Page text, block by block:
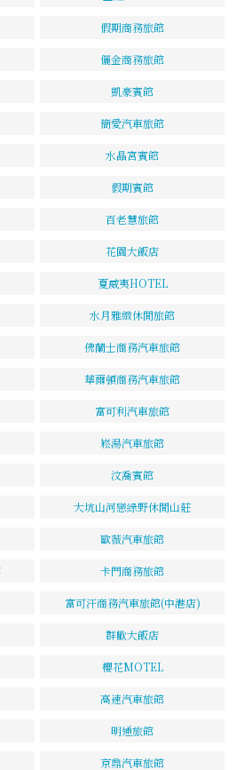
假期商務旅館
儷金商務旅館
凱豪賓館
簡愛汽車旅館
水晶宮賓館
假期賓館
百老慧旅館
花園大飯店
夏威夷HOTEL
水月雅緻休閒旅館
佛蘭士商務汽車旅館
華爾頓商務汽車旅館
富可利汽車旅館
崧湯汽車旅館
汶喬賓館
大坑山河戀綠野休閒山莊
歐薇汽車旅館
卡門商務旅館
富可汗商務汽車旅館(中港店)
群歡大飯店
櫻花MOTEL
高速汽車旅館
明通旅館
京鼎汽車旅館